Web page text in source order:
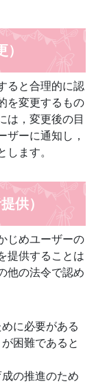
ると合理的に認
を変更するもの
は，変更後の目
ザーに通知し，
します。
供）
じめユーザーの
提供することは
他の法令で認め
に必要がある
困難であると
の推進のため